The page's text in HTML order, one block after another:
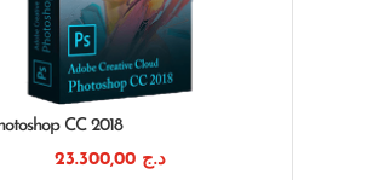
CC 2018
د.ج 23.300,00